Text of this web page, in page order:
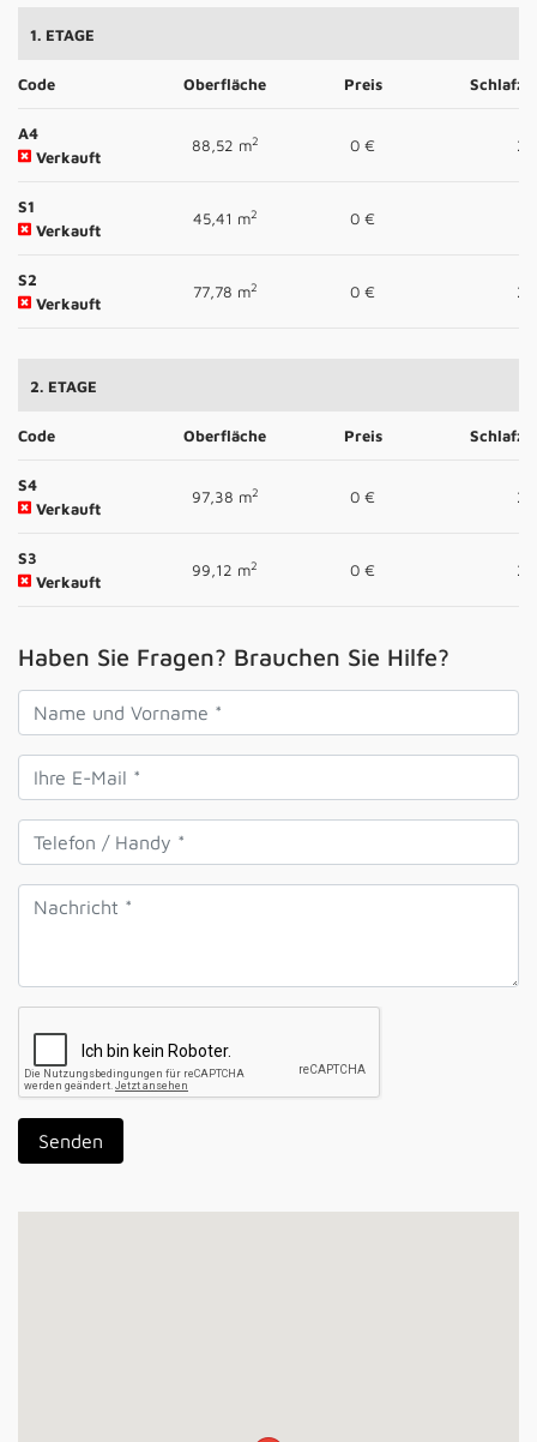
1. ETAGE
Code Oberfläche Preis
A4
Verkauft
88,52 m2 0 € 2
S1
Verkauft
45,41 m2 0 €
S2
Verkauft
77,78 m2 0 € 2
2. ETAGE
Code Oberfläche Preis
S4
Verkauft
97,38 m2 0 € 2
S3
Verkauft
99,12 m2 0 € 2
Haben Sie Fragen? Brauchen Sie Hilfe?
Senden